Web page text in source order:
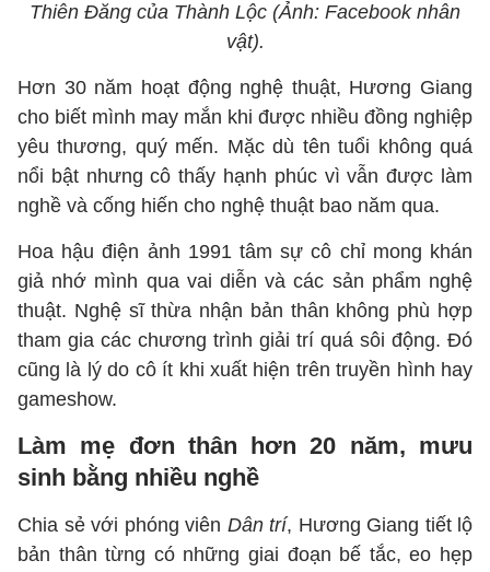
Thiên Đăng của Thành Lộc (Ảnh: Facebook nhân
vật).
Hơn 30 năm hoạt động nghệ thuật, Hương Giang
cho biết mình may mắn khi được nhiều đồng nghiệp
yêu thương, quý mến. Mặc dù tên tuổi không quá
nổi bật nhưng cô thấy hạnh phúc vì vẫn được làm
nghề và cống hiến cho nghệ thuật bao năm qua.
Hoa hậu điện ảnh 1991 tâm sự cô chỉ mong khán
giả nhớ mình qua vai diễn và các sản phẩm nghệ
thuật. Nghệ sĩ thừa nhận bản thân không phù hợp
tham gia các chương trình giải trí quá sôi động. Đó
cũng là lý do cô ít khi xuất hiện trên truyền hình hay
gameshow.
Làm mẹ đơn thân hơn 20 năm, mưu
sinh bằng nhiều nghề
Chia sẻ với phóng viên Dân trí, Hương Giang tiết lộ
bản thân từng có những giai đoạn bế tắc, eo hẹp